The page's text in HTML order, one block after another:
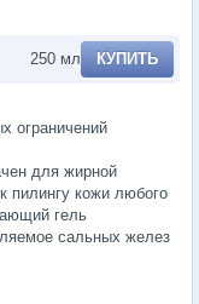
250 мл КУПИТЬ
ограничений
для жирной
пилингу кожи любого
гель
сальных желез